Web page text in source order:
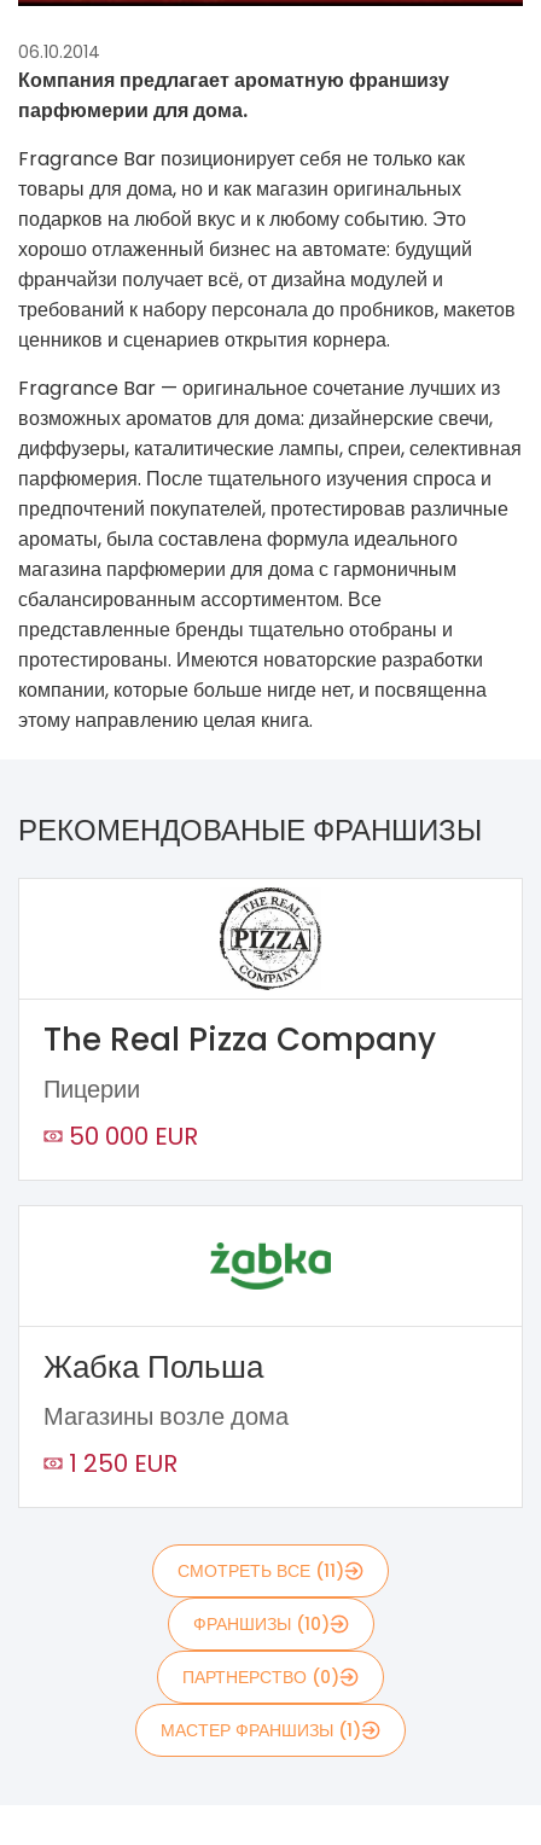
06.10.2014
Компания предлагает ароматную франшизу
парфюмерии для дома.
Fragrance Bar позиционирует себя не только как
товары для дома, но и как магазин оригинальных
подарков на любой вкус и к любому событию. Это
хорошо отлаженный бизнес на автомате: будущий
франчайзи получает всё, от дизайна модулей и
требований к набору персонала до пробников, макетов
ценников и сценариев открытия корнера.
Fragrance Bar — оригинальное сочетание лучших из
возможных ароматов для дома: дизайнерские свечи,
диффузеры, каталитические лампы, спреи, селективная
парфюмерия. После тщательного изучения спроса и
предпочтений покупателей, протестировав различные
ароматы, была составлена формула идеального
магазина парфюмерии для дома с гармоничным
сбалансированным ассортиментом. Все
представленные бренды тщательно отобраны и
протестированы. Имеются новаторские разработки
компании, которые больше нигде нет, и посвященна
этому направлению целая книга.
РЕКОМЕНДОВАНЫЕ ФРАНШИЗЫ
The Real Pizza Company
Пицерии
50 000 EUR
Жабка Польша
Магазины возле дома
1 250 EUR
СМОТРЕТЬ ВСЕ (11)
ФРАНШИЗЫ (10)
ПАРТНЕРСТВО (0)
МАСТЕР ФРАНШИЗЫ (1)